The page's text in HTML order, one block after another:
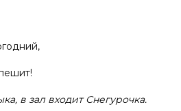
в зал входит Снегурочка.